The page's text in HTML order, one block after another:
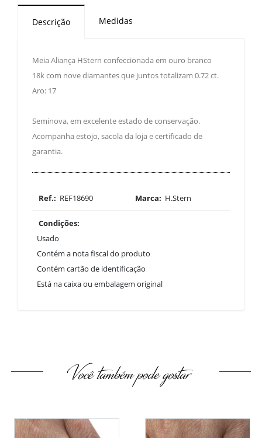
Descrição Medidas
Meia Aliança HStern confeccionada em ouro branco
18k com nove diamantes que juntos totalizam 0.72 ct.
Aro: 17
Seminova, em excelente estado de conservação.
Acompanha estojo, sacola da loja e certificado de
garantia.
Ref.: REF18690 Marca: H.Stern
Condições:
Usado
Contém a nota fiscal do produto
Contém cartão de identificação
Está na caixa ou embalagem original
Você também pode gostar